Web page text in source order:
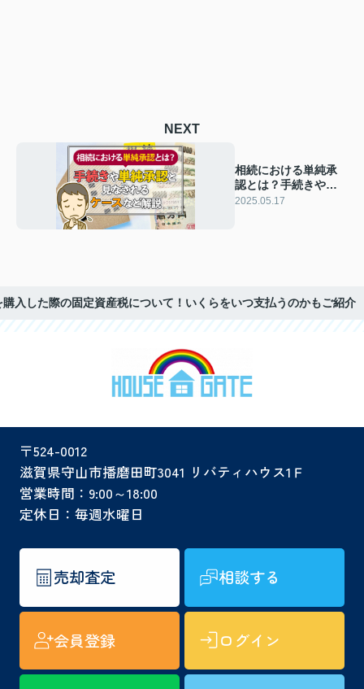
NEXT
相続における単純承
認とは？手続きや単
純承認と見なされる
2025.05.17
購入した際の固定資産税について！いくらをいつ支払うのかもご紹介
〒524-0012
滋賀県守山市播磨田町3041 リバティハウス1Ｆ
営業時間：9:00～18:00
定休日：毎週水曜日
売却査定 相談する
会員登録 ログイン